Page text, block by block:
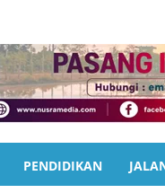
PENDIDIKAN